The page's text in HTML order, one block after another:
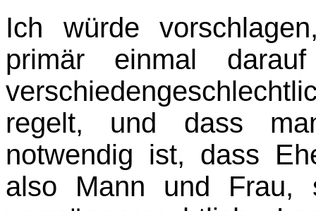
Ich würde
primär einmal
regelt, und dass
notwendig ist, dass
also Mann und Frau,